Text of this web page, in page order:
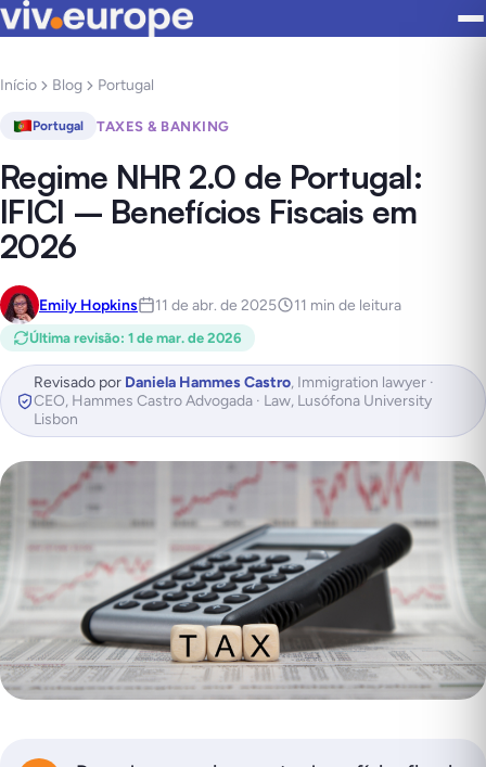
Início Blog Portugal
Portugal TAXES & BANKING
Regime NHR 2.0 de Portugal:
IFICI – Benefícios Fiscais em
2026
Emily Hopkins 11 de abr. de 2025 11 min de leitura
Última revisão: 1 de mar. de 2026
Revisado por Daniela Hammes Castro, Immigration lawyer ·
CEO, Hammes Castro Advogada · Law, Lusófona University
Lisbon